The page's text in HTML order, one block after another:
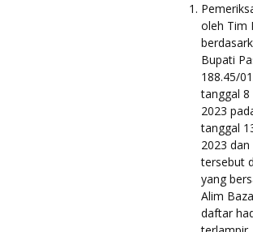
oleh Tim
Bupati
188.45/
tanggal
2023
tanggal
2023
tersebut
yang
Alim
daftar